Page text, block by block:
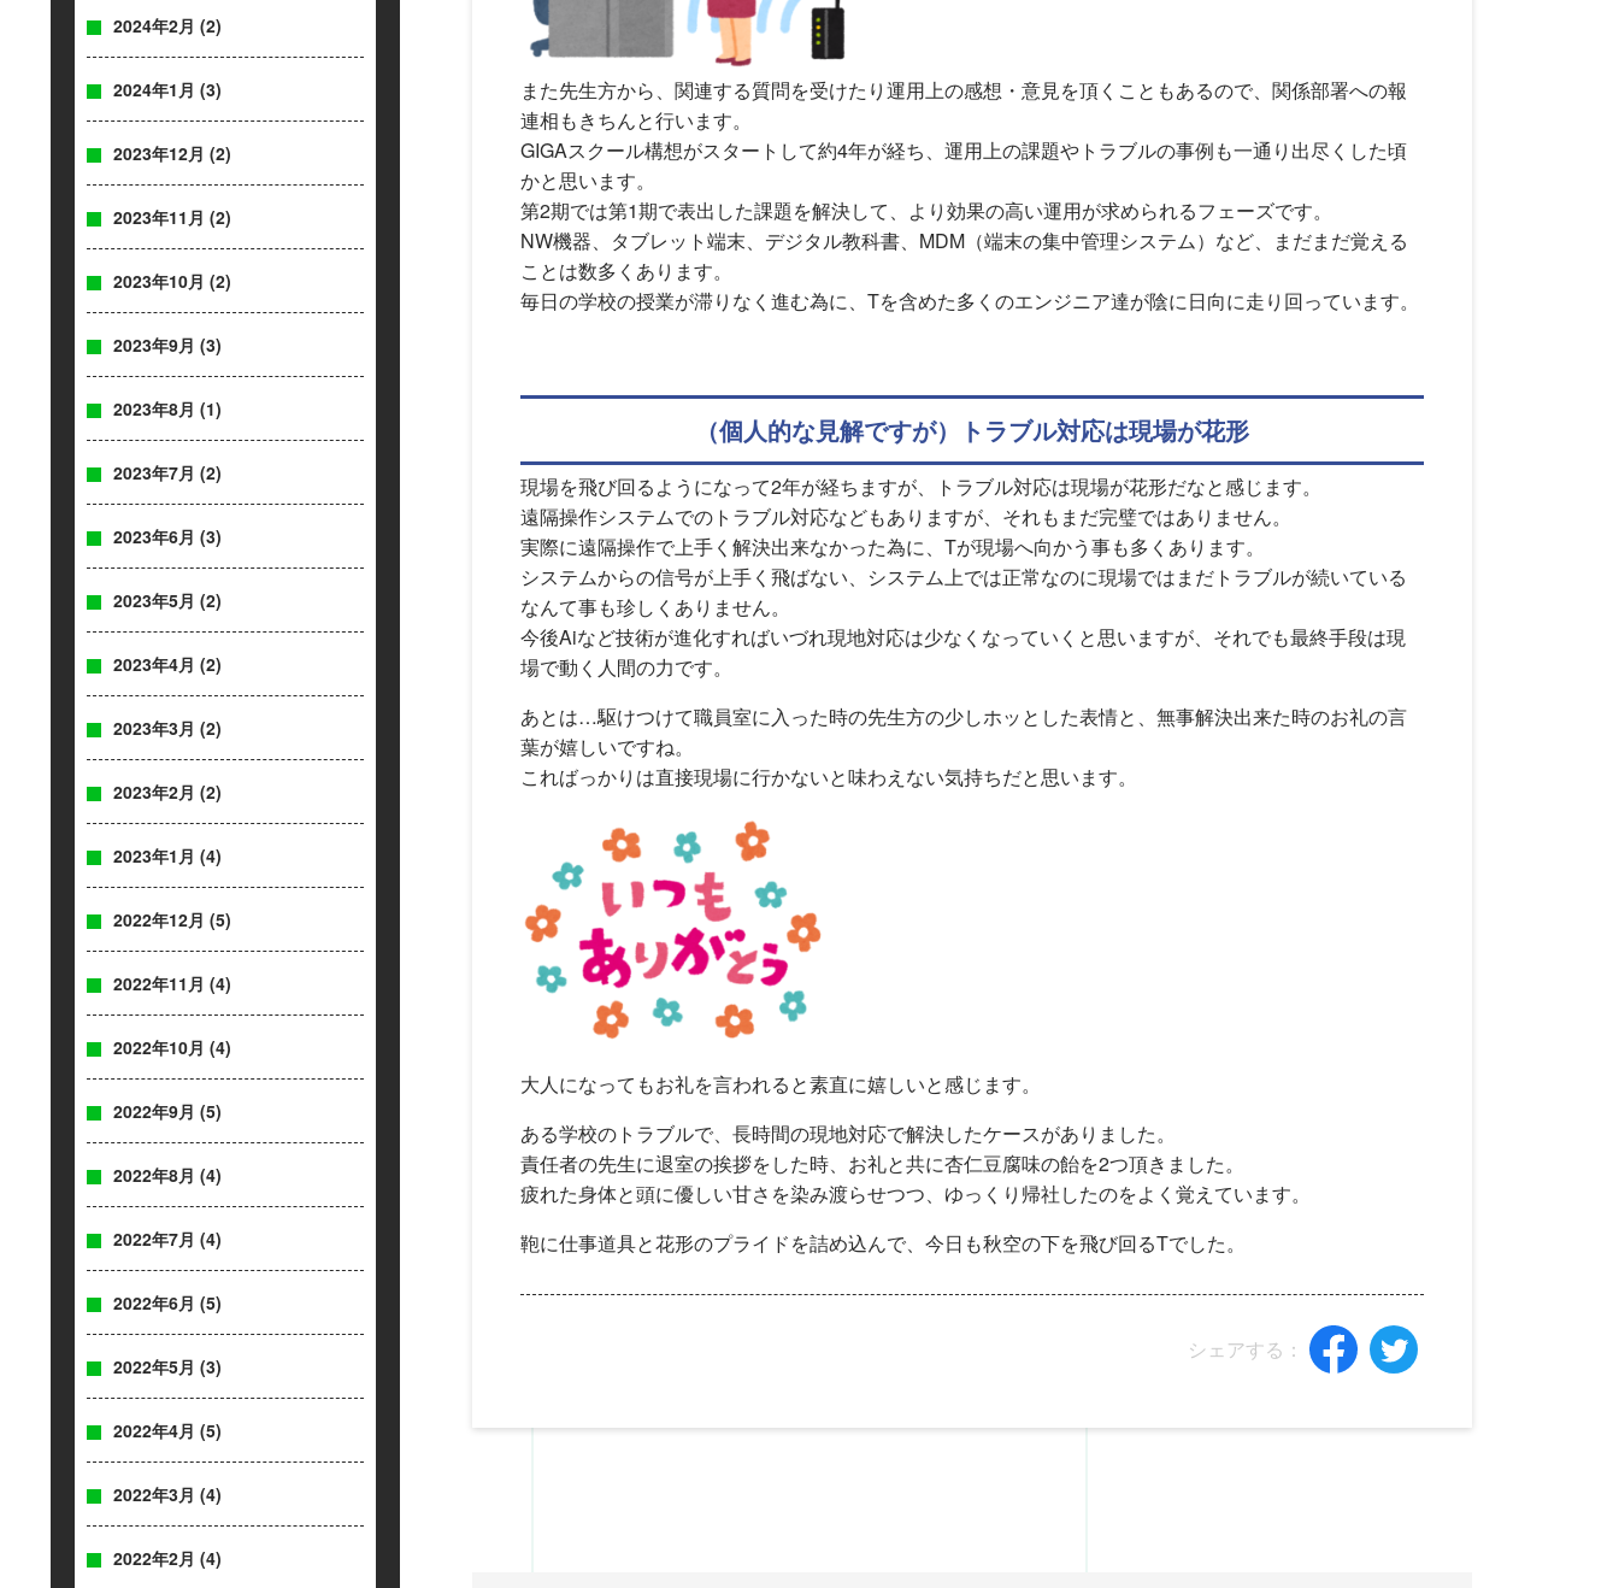
2024年2月 (2)
2024年1月 (3)
2023年12月 (2)
2023年11月 (2)
2023年10月 (2)
2023年9月 (3)
2023年8月 (1)
2023年7月 (2)
2023年6月 (3)
2023年5月 (2)
2023年4月 (2)
2023年3月 (2)
2023年2月 (2)
2023年1月 (4)
2022年12月 (5)
2022年11月 (4)
2022年10月 (4)
2022年9月 (5)
2022年8月 (4)
2022年7月 (4)
2022年6月 (5)
2022年5月 (3)
2022年4月 (5)
2022年3月 (4)
2022年2月 (4)
また先生方から、関連する質問を受けたり運用上の感想・意見を頂くこともあるので、関係部署への報
連相もきちんと行います。
GIGAスクール構想がスタートして約4年が経ち、運用上の課題やトラブルの事例も一通り出尽くした頃
かと思います。
第2期では第1期で表出した課題を解決して、より効果の高い運用が求められるフェーズです。
NW機器、タブレット端末、デジタル教科書、MDM（端末の集中管理システム）など、まだまだ覚える
ことは数多くあります。
毎日の学校の授業が滞りなく進む為に、Tを含めた多くのエンジニア達が陰に日向に走り回っています。
（個人的な見解ですが）トラブル対応は現場が花形
現場を飛び回るようになって2年が経ちますが、トラブル対応は現場が花形だなと感じます。
遠隔操作システムでのトラブル対応などもありますが、それもまだ完璧ではありません。
実際に遠隔操作で上手く解決出来なかった為に、Tが現場へ向かう事も多くあります。
システムからの信号が上手く飛ばない、システム上では正常なのに現場ではまだトラブルが続いている
なんて事も珍しくありません。
今後Aiなど技術が進化すればいづれ現地対応は少なくなっていくと思いますが、それでも最終手段は現
場で動く人間の力です。
あとは…駆けつけて職員室に入った時の先生方の少しホッとした表情と、無事解決出来た時のお礼の言
葉が嬉しいですね。
こればっかりは直接現場に行かないと味わえない気持ちだと思います。
大人になってもお礼を言われると素直に嬉しいと感じます。
ある学校のトラブルで、長時間の現地対応で解決したケースがありました。
責任者の先生に退室の挨拶をした時、お礼と共に杏仁豆腐味の飴を2つ頂きました。
疲れた身体と頭に優しい甘さを染み渡らせつつ、ゆっくり帰社したのをよく覚えています。
鞄に仕事道具と花形のプライドを詰め込んで、今日も秋空の下を飛び回るTでした。
シェアする：